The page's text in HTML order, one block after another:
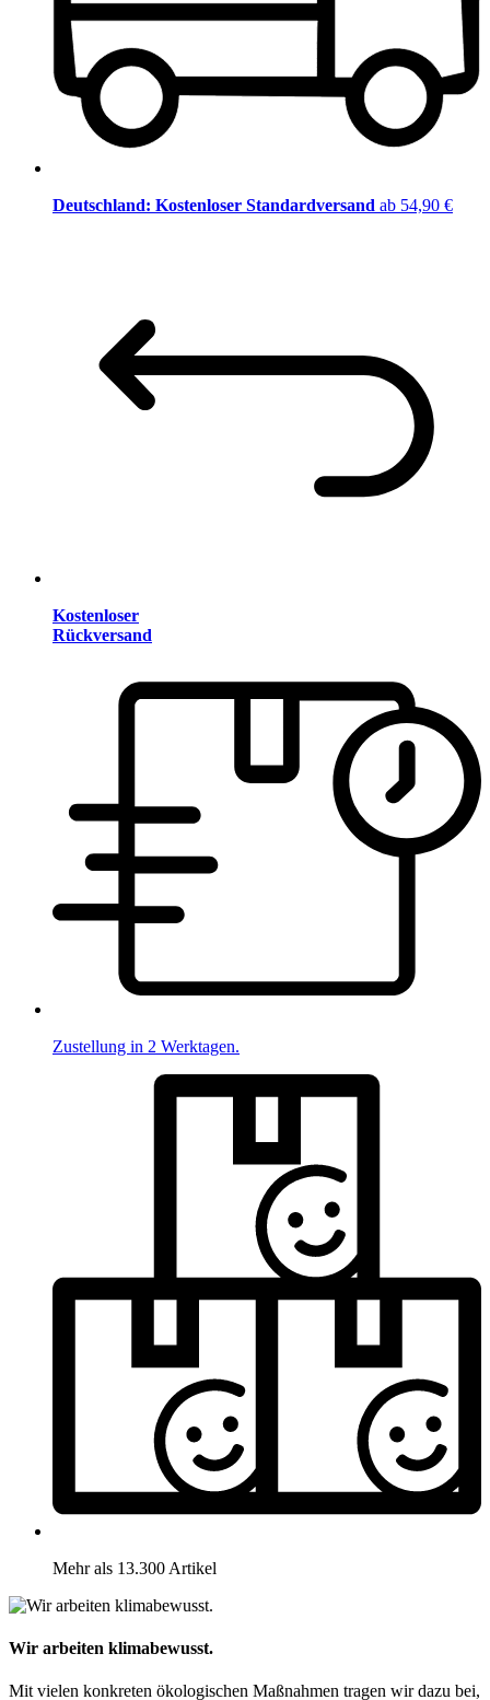
Deutschland: Kostenloser Standardversand ab 54,90 €
Kostenloser
Rückversand
Zustellung in 2 Werktagen.
Mehr als 13.300 Artikel
Wir arbeiten klimabewusst.
Mit vielen konkreten ökologischen Maßnahmen tragen wir dazu bei,